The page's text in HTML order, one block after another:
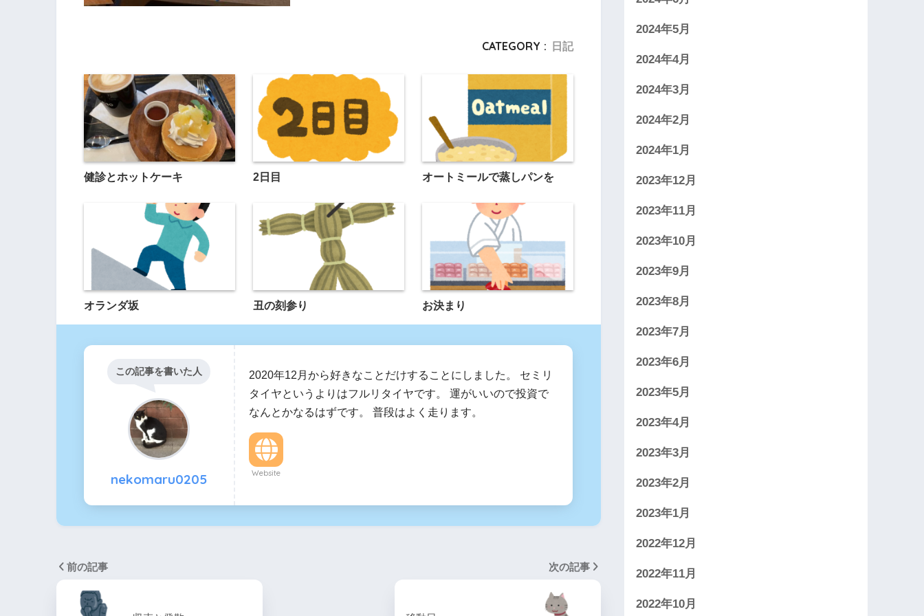
CATEGORY : 日記
健診とホットケーキ 2日目 オートミールで蒸しパンを
オランダ坂 丑の刻参り お決まり
この記事を書いた人
nekomaru0205
2020年12月から好きなことだけすることにしました。 セミリ
タイヤというよりはフルリタイヤです。 運がいいので投資で
なんとかなるはずです。 普段はよく走ります。
Website
前の記事 次の記事
2024年5月
2024年4月
2024年3月
2024年2月
2024年1月
2023年12月
2023年11月
2023年10月
2023年9月
2023年8月
2023年7月
2023年6月
2023年5月
2023年4月
2023年3月
2023年2月
2023年1月
2022年12月
2022年11月
2022年10月